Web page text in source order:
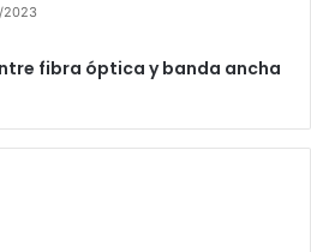
2023
fibra óptica y banda ancha